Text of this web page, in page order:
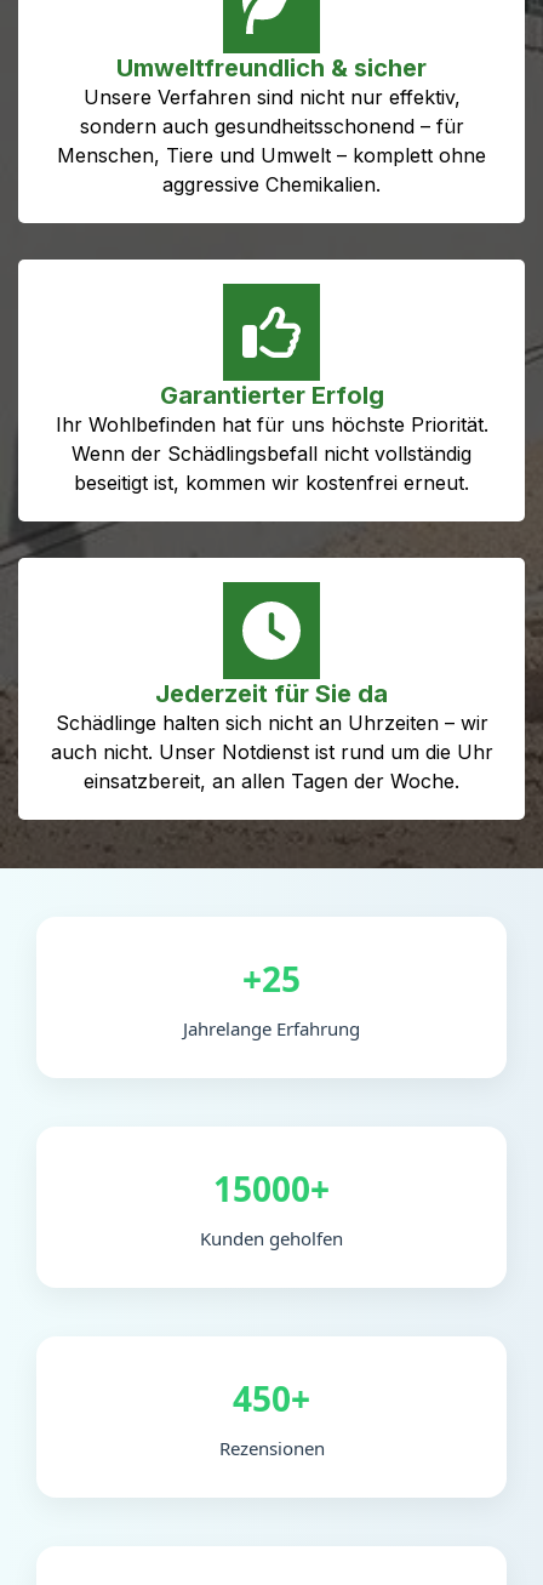
Umweltfreundlich & sicher
Unsere Verfahren sind nicht nur effektiv,
sondern auch gesundheitsschonend – für
Menschen, Tiere und Umwelt – komplett ohne
aggressive Chemikalien.
Garantierter Erfolg
Ihr Wohlbefinden hat für uns höchste Priorität.
Wenn der Schädlingsbefall nicht vollständig
beseitigt ist, kommen wir kostenfrei erneut.
Jederzeit für Sie da
Schädlinge halten sich nicht an Uhrzeiten – wir
auch nicht. Unser Notdienst ist rund um die Uhr
einsatzbereit, an allen Tagen der Woche.
+25
Jahrelange Erfahrung
15000+
Kunden geholfen
450+
Rezensionen